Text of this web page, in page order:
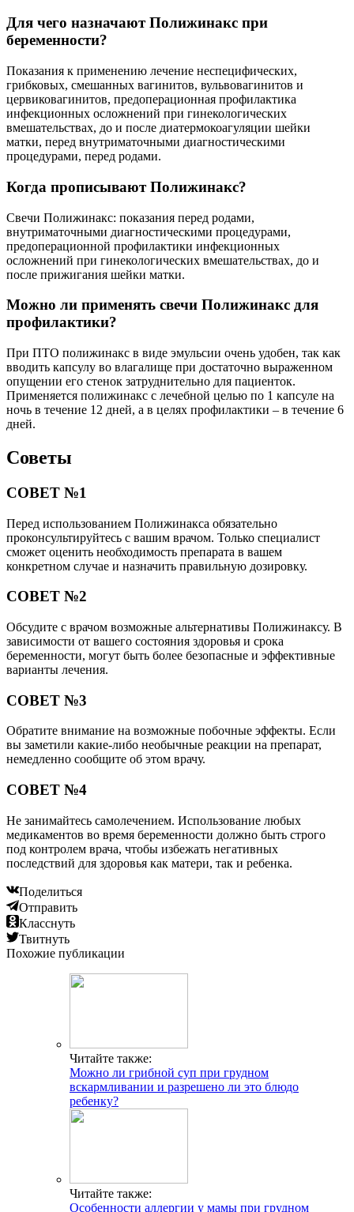
Для чего назначают Полижинакс при
беременности?
Показания к применению лечение неспецифических,
грибковых, смешанных вагинитов, вульвовагинитов и
цервиковагинитов, предоперационная профилактика
инфекционных осложнений при гинекологических
вмешательствах, до и после диатермокоагуляции шейки
матки, перед внутриматочными диагностическими
процедурами, перед родами.
Когда прописывают Полижинакс?
Свечи Полижинакс: показания перед родами,
внутриматочными диагностическими процедурами,
предоперационной профилактики инфекционных
осложнений при гинекологических вмешательствах, до и
после прижигания шейки матки.
Можно ли применять свечи Полижинакс для
профилактики?
При ПТО полижинакс в виде эмульсии очень удобен, так как
вводить капсулу во влагалище при достаточно выраженном
опущении его стенок затруднительно для пациенток.
Применяется полижинакс с лечебной целью по 1 капсуле на
ночь в течение 12 дней, а в целях профилактики – в течение 6
дней.
Советы
СОВЕТ №1
Перед использованием Полижинакса обязательно
проконсультируйтесь с вашим врачом. Только специалист
сможет оценить необходимость препарата в вашем
конкретном случае и назначить правильную дозировку.
СОВЕТ №2
Обсудите с врачом возможные альтернативы Полижинаксу. В
зависимости от вашего состояния здоровья и срока
беременности, могут быть более безопасные и эффективные
варианты лечения.
СОВЕТ №3
Обратите внимание на возможные побочные эффекты. Если
вы заметили какие-либо необычные реакции на препарат,
немедленно сообщите об этом врачу.
СОВЕТ №4
Не занимайтесь самолечением. Использование любых
медикаментов во время беременности должно быть строго
под контролем врача, чтобы избежать негативных
последствий для здоровья как матери, так и ребенка.
Поделиться
Отправить
Класснуть
Твитнуть
Похожие публикации
Читайте также:
Можно ли грибной суп при грудном
вскармливании и разрешено ли это блюдо
ребенку?
Читайте также:
Особенности аллергии у мамы при грудном